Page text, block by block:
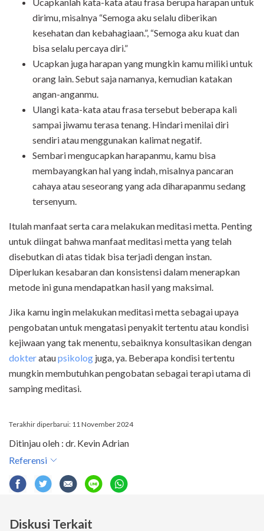
dirimu, misalnya “Semoga aku selalu diberikan
kesehatan dan kebahagiaan.”, “Semoga aku kuat dan
bisa selalu percaya diri.”
Ucapkan juga harapan yang mungkin kamu miliki untuk
orang lain. Sebut saja namanya, kemudian katakan
angan-anganmu.
Ulangi kata-kata atau frasa tersebut beberapa kali
sampai jiwamu terasa tenang. Hindari menilai diri
sendiri atau menggunakan kalimat negatif.
Sembari mengucapkan harapanmu, kamu bisa
membayangkan hal yang indah, misalnya pancaran
cahaya atau seseorang yang ada diharapanmu sedang
tersenyum.
Itulah manfaat serta cara melakukan meditasi metta. Penting
untuk diingat bahwa manfaat meditasi metta yang telah
disebutkan di atas tidak bisa terjadi dengan instan.
Diperlukan kesabaran dan konsistensi dalam menerapkan
metode ini guna mendapatkan hasil yang maksimal.
Jika kamu ingin melakukan meditasi metta sebagai upaya
pengobatan untuk mengatasi penyakit tertentu atau kondisi
kejiwaan yang tak menentu, sebaiknya konsultasikan dengan
dokterataupsikolog juga, ya. Beberapa kondisi tertentu
mungkin membutuhkan pengobatan sebagai terapi utama di
samping meditasi.
Terakhir diperbarui: 11 November 2024